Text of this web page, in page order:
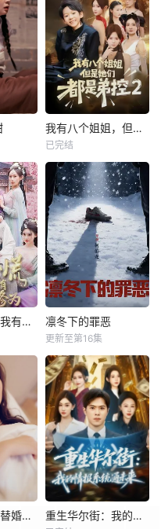
我有八个姐姐，但是他们都是弟控2
已完结
娘子莫慌其实我有亿点点修为 凛冬下的罪恶
更新至第16集
冰山女总裁的替婚兵王 重生华尔街：我的情报系统通未来